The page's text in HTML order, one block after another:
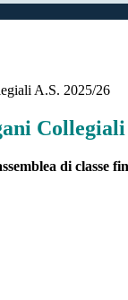
A.S. 2025/26
Collegiali
di classe